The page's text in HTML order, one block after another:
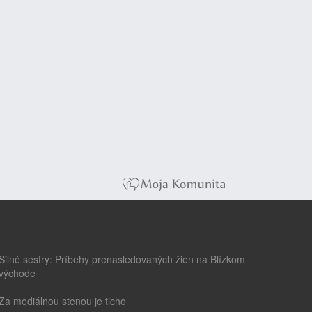
Silné sestry: Príbehy prenasledovaných žien na Blízkom
mediálnou stenou je ticho